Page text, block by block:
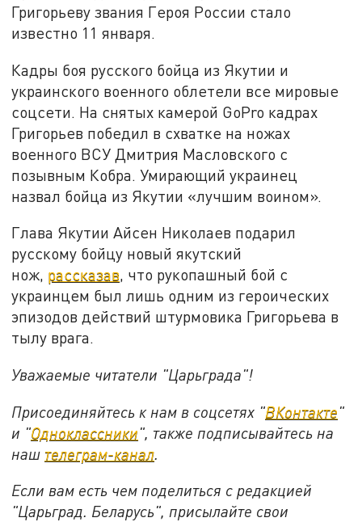
Григорьеву звания Героя России стало
известно 11 января.
Кадры боя русского бойца из Якутии и
украинского военного облетели все мировые
соцсети. На снятых камерой GoPro кадрах
Григорьев победил в схватке на ножах
военного ВСУ Дмитрия Масловского с
позывным Кобра. Умирающий украинец
назвал бойца из Якутии «лучшим воином».
Глава Якутии Айсен Николаев подарил
русскому бойцу новый якутский
нож, рассказав, что рукопашный бой с
украинцем был лишь одним из героических
эпизодов действий штурмовика Григорьева в
тылу врага.
Уважаемые читатели "Царьграда"!
Присоединяйтесь к нам в соцсетях "ВКонтакте"
и "Одноклассники", также подписывайтесь на
наш телеграм-канал
Если вам есть чем поделиться с редакцией
"Царьград. Беларусь", присылайте свои